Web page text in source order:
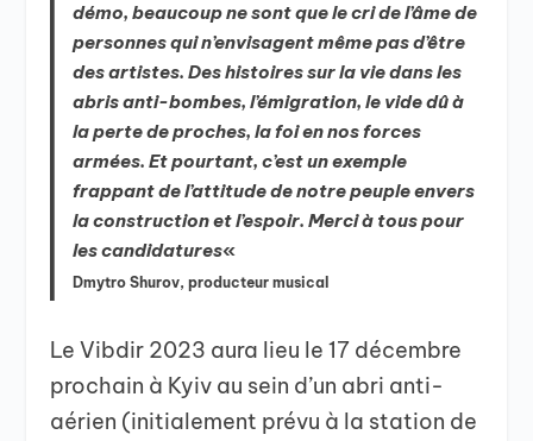
démo, beaucoup ne sont que le cri de l’âme de
personnes qui n’envisagent même pas d’être
des artistes. Des histoires sur la vie dans les
abris anti-bombes, l’émigration, le vide dû à
la perte de proches, la foi en nos forces
armées. Et pourtant, c’est un exemple
frappant de l’attitude de notre peuple envers
la construction et l’espoir. Merci à tous pour
les candidatures«
Dmytro Shurov, producteur musical
Le Vibdir 2023 aura lieu le 17 décembre
prochain à Kyiv au sein d’un abri anti-
aérien (initialement prévu à la station de